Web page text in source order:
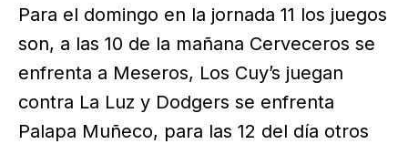
Para el domingo en la jornada 11 los juegos
son, a las 10 de la mañana Cerveceros se
enfrenta a Meseros, Los Cuy’s juegan
contra La Luz y Dodgers se enfrenta
Palapa Muñeco, para las 12 del día otros